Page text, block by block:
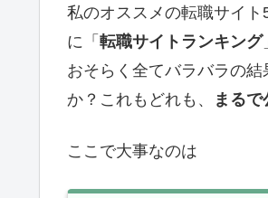
私のオススメの転職サイト
に「 転職サイトランキング
おそらく全てバラバラの
か？これもどれも、
まる
ここで大事なのは